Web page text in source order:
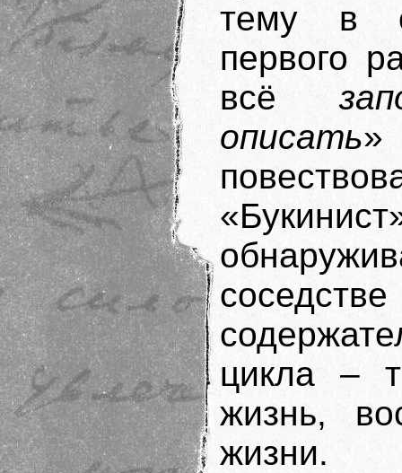
тему в
первого
всё
описать»
цикла –
жизнь,
жизни.